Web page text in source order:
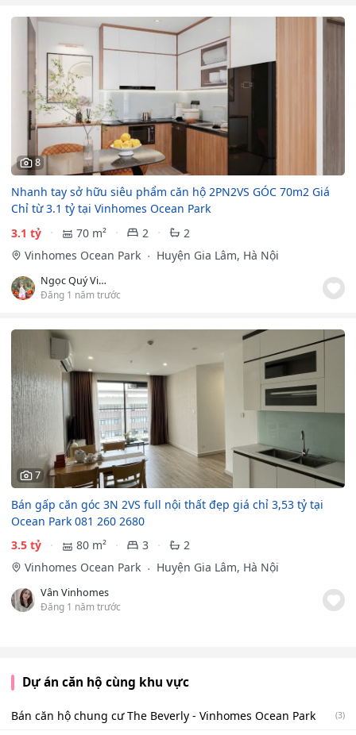
8
Nhanh tay sở hữu siêu phẩm căn hộ 2PN2VS GÓC 70m2 Giá
Chỉ từ 3.1 tỷ tại Vinhomes Ocean Park
3.1 tỷ
70 m² 2
2
Vinhomes Ocean Park
Huyện Gia Lâm, Hà Nội
Ngọc Quý Vinhomes
Đăng 1 năm trước
7
Bán gấp căn góc 3N 2VS full nội thất đẹp giá chỉ 3,53 tỷ tại
Ocean Park 081 260 2680
3.5 tỷ
80 m² 3
2
Vinhomes Ocean Park
Huyện Gia Lâm, Hà Nội
Vân Vinhomes
Đăng 1 năm trước
Dự án căn hộ cùng khu vực
Bán căn hộ chung cư The Beverly - Vinhomes Ocean Park (3)